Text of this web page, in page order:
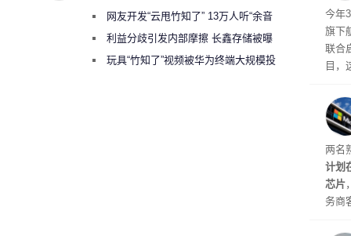
体建
今年
旗下
联合
目，
户
盖逻
等
两名
计划
芯片
务商
网友开发“云甩竹知了” 13万人听“余音
绕梁”利益分歧引发内部摩擦 长鑫存储被曝
曾将华为驻场工程师驱逐出研发基地
玩具“竹知了”视频被华为终端大规模投